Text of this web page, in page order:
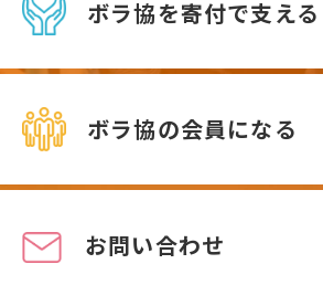
ボラ協を寄付で支える
ボラ協の会員になる
お問い合わせ